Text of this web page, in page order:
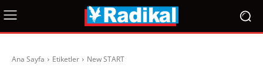
Ana Sayfa Etiketler New START